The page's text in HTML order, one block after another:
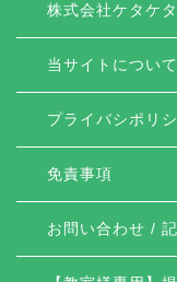
株式会社ケタケタ
当サイトについて
プライバシポリ
免責事項
お問い合わせ /